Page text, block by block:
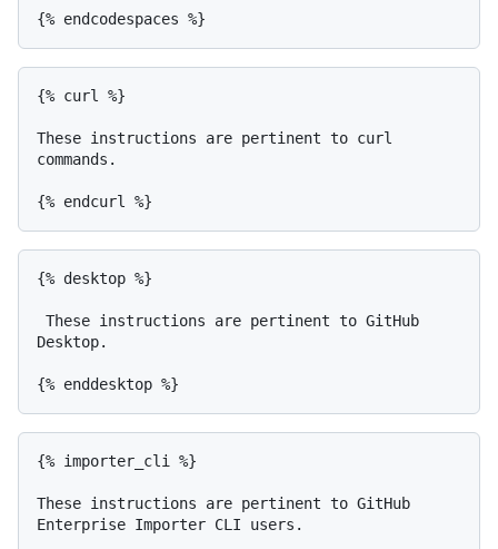
{% curl %}
These instructions are pertinent to curl
commands.
{% desktop %}
Desktop.
{% importer_cli %}
These instructions are pertinent to GitHub
Enterprise Importer CLI users.